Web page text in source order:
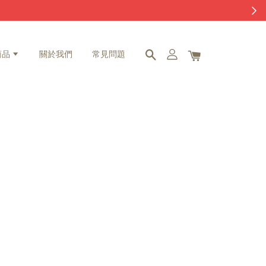
品 關於我們 常見問題